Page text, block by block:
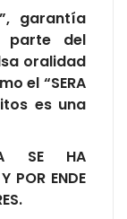
garantía
parte del
oralidad
el “SERA
es una
SE HA
POR ENDE